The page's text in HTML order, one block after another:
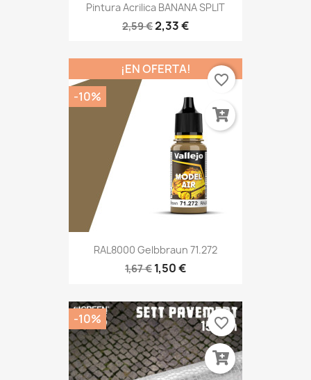
Pintura Acrilica BANANA SPLIT
2,59 €2,33 €
RAL8000 Gelbbraun 71.272
1,67 € 1,50 €
¡EN OFERTA!
-10%
favorite_border
-10% favorite_border